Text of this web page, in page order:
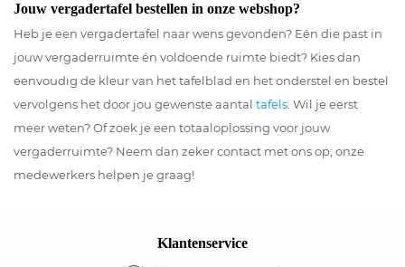
Jouw vergadertafel bestellen in onze webshop?
Heb je een vergadertafel naar wens gevonden? Eén die past in
jouw vergaderruimte én voldoende ruimte biedt? Kies dan
eenvoudig de kleur van het tafelblad en het onderstel en bestel
vervolgens het door jou gewenste aantal tafels . Wil je eerst
meer weten? Of zoek je een totaaloplossing voor jouw
vergaderruimte? Neem dan zeker contact met ons op; onze
medewerkers helpen je graag!
Klantenservice